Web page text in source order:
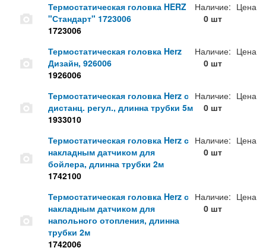
Термостатическая головка HERZ
"Стандарт" 1723006
1723006
Наличие:
0 шт
Цена
Термостатическая головка Herz
Дизайн, 926006
1926006
Наличие:
0 шт
Цена
Термостатическая головка Herz с
дистанц. регул., длинна трубки 5м
1933010
Наличие:
0 шт
Цена
Термостатическая головка Herz с
накладным датчиком для
бойлера, длинна трубки 2м
1742100
Наличие:
0 шт
Цена
Термостатическая головка Herz с
накладным датчиком для
напольного отопления, длинна
трубки 2м
1742006
Наличие:
0 шт
Цена